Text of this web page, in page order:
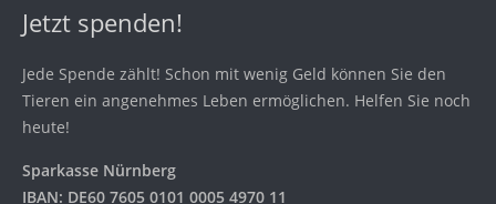
Jetzt spenden!
Jede Spende zählt! Schon mit wenig Geld können Sie den
Tieren ein angenehmes Leben ermöglichen. Helfen Sie noch
heute!
Sparkasse Nürnberg
IBAN: DE60 7605 0101 0005 4970 11